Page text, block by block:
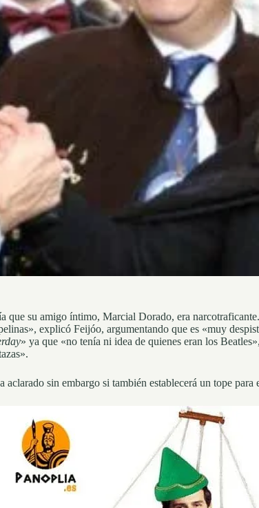
su amigo íntimo, Marcial Dorado, era
explicó Feijóo, argumentando que es «muy
» ya que «no tenía ni idea de quienes eran los
aclarado sin embargo si también establecerá un tope